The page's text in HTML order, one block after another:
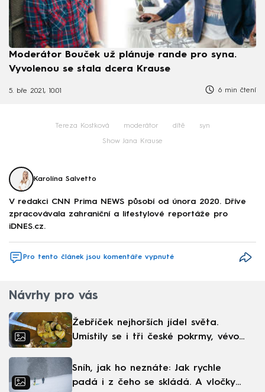
Moderátor Bouček už plánuje rande pro syna.
Vyvolenou se stala dcera Krause
5. bře 2021, 10:01 6 min čtení
Tereza Kostková moderátor dítě syn
Show Jana Krause
Karolína Salvetto
V redakci CNN Prima NEWS působí od února 2020. Dříve
zpracovávala zahraniční a lifestylové reportáže pro
iDNES.cz.
Pro tento článek jsou komentáře vypnuté
Návrhy pro vás
Žebříček nejhorších jídel světa.
Umístily se i tři české pokrmy, vévodí
Sníh, jak ho neznáte: Jak rychle
padá i z čeho se skládá. A vločky